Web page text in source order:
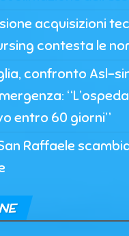
acquisizioni
contesta le
confronto Asl-
entro 60 giorni”
Raffaele